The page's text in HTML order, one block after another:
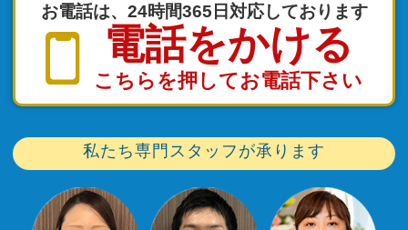
お電話は、24時間365日対応しております
電話をかける
こちらを押してお電話下さい
私たち専門スタッフが承ります